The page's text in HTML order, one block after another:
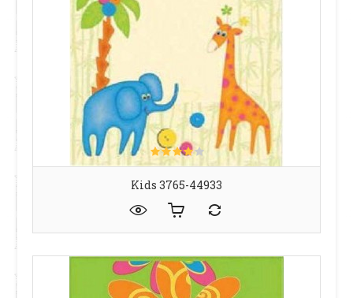
Kids 3765-44933